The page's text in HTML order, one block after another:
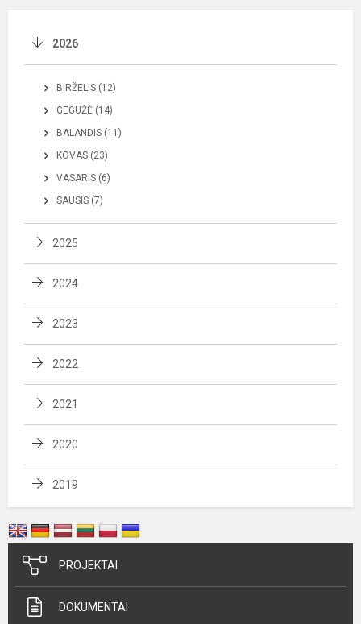
2026
BIRŽELIS (12)
GEGUŽĖ (14)
BALANDIS (11)
KOVAS (23)
VASARIS (6)
SAUSIS (7)
2025
2024
2023
2022
2021
2020
2019
PROJEKTAI
DOKUMENTAI